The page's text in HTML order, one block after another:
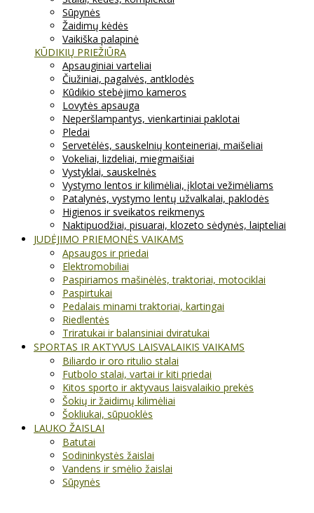
Sūpynės
Žaidimų kėdės
Vaikiška palapinė
KŪDIKIŲ PRIEŽIŪRA
Apsauginiai varteliai
Čiužiniai, pagalvės, antklodės
Kūdikio stebėjimo kameros
Lovytės apsauga
Neperšlampantys, vienkartiniai paklotai
Pledai
Servetėlės, sauskelnių konteineriai, maišeliai
Vokeliai, lizdeliai, miegmaišiai
Vystyklai, sauskelnės
Vystymo lentos ir kilimėliai, įklotai vežimėliams
Patalynės, vystymo lentų užvalkalai, paklodės
Higienos ir sveikatos reikmenys
Naktipuodžiai, pisuarai, klozeto sėdynės, laipteliai
JUDĖJIMO PRIEMONĖS VAIKAMS
Apsaugos ir priedai
Elektromobiliai
Paspiriamos mašinėlės, traktoriai, motociklai
Paspirtukai
Pedalais minami traktoriai, kartingai
Riedlentės
Triratukai ir balansiniai dviratukai
SPORTAS IR AKTYVUS LAISVALAIKIS VAIKAMS
Biliardo ir oro ritulio stalai
Futbolo stalai, vartai ir kiti priedai
Kitos sporto ir aktyvaus laisvalaikio prekės
Šokių ir žaidimų kilimėliai
Šokliukai, sūpuoklės
LAUKO ŽAISLAI
Batutai
Sodininkystės žaislai
Vandens ir smėlio žaislai
Sūpynės